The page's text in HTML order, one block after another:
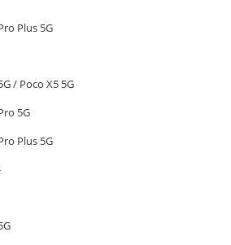
Plus 5G
/ Poco X5 5G
5G
Plus 5G